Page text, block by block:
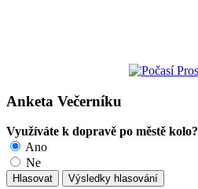
Anketa Večerníku
Využíváte k dopravě po městě kolo?
Ano
Ne